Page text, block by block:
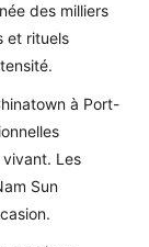
des milliers
et rituels
à Port-
Les
Sun